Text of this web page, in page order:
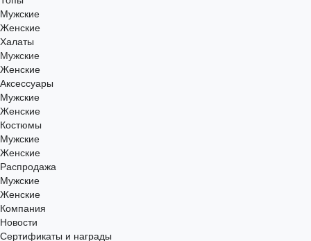
Мужские
Женские
Халаты
Мужские
Женские
Аксессуары
Мужские
Женские
Костюмы
Мужские
Женские
Распродажа
Мужские
Женские
Компания
Новости
Сертификаты и награды